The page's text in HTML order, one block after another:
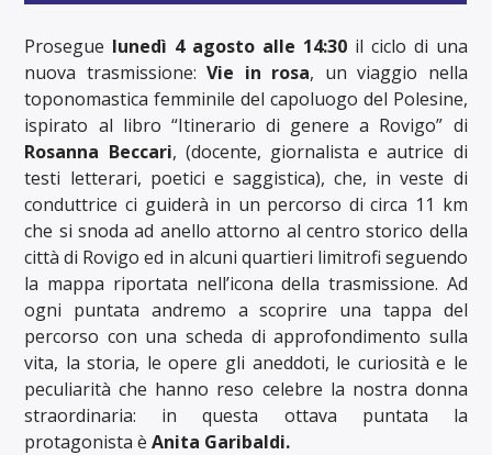
Prosegue lunedì 4 agosto alle 14:30il ciclo di una
nuova trasmissione:Vie in rosa, un viaggio nella
toponomastica femminile del capoluogo del Polesine,
ispirato al libro “Itinerario di genere a Rovigo” di
Rosanna Beccari, (docente, giornalista e autrice di
testi letterari, poetici e saggistica), che, in veste di
conduttrice ci guiderà in un percorso di circa 11 km
che si snoda ad anello attorno al centro storico della
città di Rovigo ed in alcuni quartieri limitrofi seguendo
la mappa riportata nell’icona della trasmissione. Ad
ogni puntata andremo a scoprire una tappa del
percorso con una scheda di approfondimento sulla
vita, la storia, le opere gli aneddoti, le curiosità e le
peculiarità che hanno reso celebre la nostra donna
straordinaria: in questa ottava puntata la
protagonista èAnita Garibaldi.